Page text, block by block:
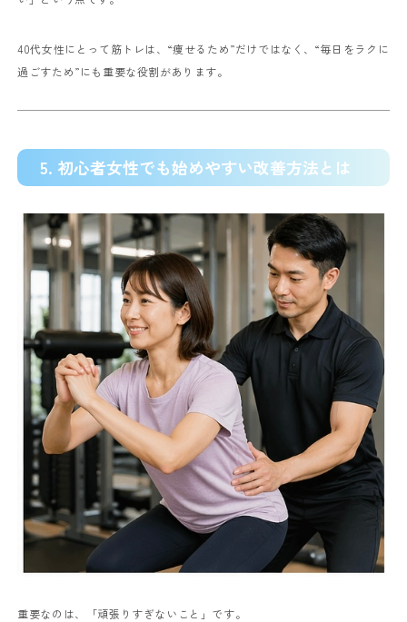
40代女性にとって筋トレは、“痩せるため”だけではなく、“毎日をラクに
過ごすため”にも重要な役割があります。
5. 初心者女性でも始めやすい改善方法とは
重要なのは、「頑張りすぎないこと」です。